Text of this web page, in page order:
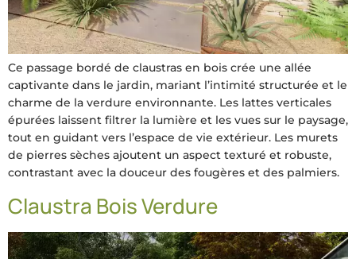
Ce passage bordé de claustras en bois crée une allée
captivante dans le jardin, mariant l’intimité structurée et le
charme de la verdure environnante. Les lattes verticales
épurées laissent filtrer la lumière et les vues sur le paysage,
tout en guidant vers l’espace de vie extérieur. Les murets
de pierres sèches ajoutent un aspect texturé et robuste,
contrastant avec la douceur des fougères et des palmiers.
Claustra Bois Verdure